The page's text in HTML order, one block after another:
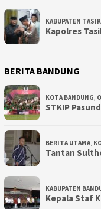
KABUPATEN
Kapolres
BERITA BANDUNG
KOTA BANDUNG,
STKIP
BERITA UTAMA,
Tantan
KABUPATEN
Kepala Staf